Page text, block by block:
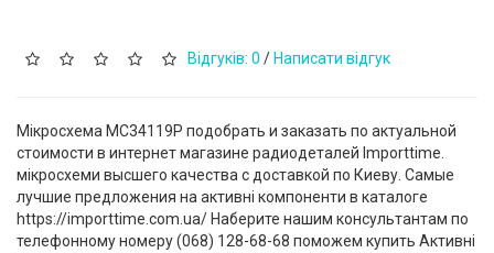
Відгуків: 0 / Написати відгук
Мікросхема MC34119P подобрать и заказать по актуальной
стоимости в интернет магазине радиодеталей Importtime.
мікросхеми высшего качества с доставкой по Киеву. Самые
лучшие предложения на активні компоненти в каталоге
https://importtime.com.ua/ Наберите нашим консультантам по
телефонному номеру (‎068) 128-68-68 поможем купить Активні